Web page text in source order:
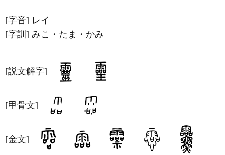
[字音] レイ
[字訓] みこ・たま・かみ
[説文解字]
[甲骨文]
[金文]